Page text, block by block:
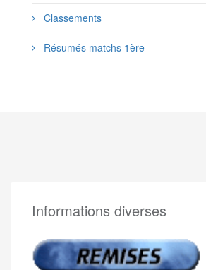
Classements
Résumés matchs 1ère
Informations diverses